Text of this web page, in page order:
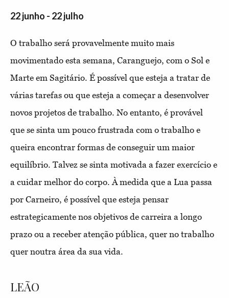
22 junho - 22 julho
O trabalho será provavelmente muito mais
movimentado esta semana, Caranguejo, com o Sol e
Marte em Sagitário. É possível que esteja a tratar de
várias tarefas ou que esteja a começar a desenvolver
novos projetos de trabalho. No entanto, é provável
que se sinta um pouco frustrada com o trabalho e
queira encontrar formas de conseguir um maior
equilíbrio. Talvez se sinta motivada a fazer exercício e
a cuidar melhor do corpo. À medida que a Lua passa
por Carneiro, é possível que esteja pensar
estrategicamente nos objetivos de carreira a longo
prazo ou a receber atenção pública, quer no trabalho
quer noutra área da sua vida.
LEÃO